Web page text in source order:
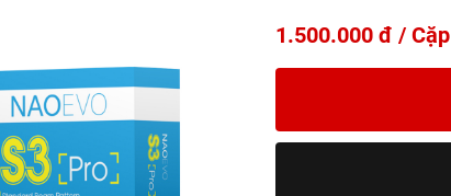
1.500.000 đ / Cặp